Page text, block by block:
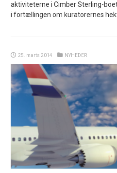
aktiviteterne i Cimber Sterling-
i fortællingen om kuratorernes
25. marts 2014 NYHEDER